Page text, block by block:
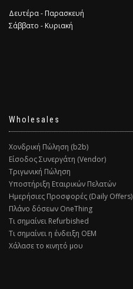
Δευτέρα - Παρασκευή
Σάββατο - Κυριακή
Wholesales
Χονδρική Πώληση (b2b)
Είσοδος Συνεργάτη (Vendor)
Τριγωνική Πώληση
Υποστήριξη Εταιρικών Πελατών
Ημερήσιες Προσφορές (Daily Offers)
Πλάνο δόσεων OneThing
Τι σημαίνει Refurbished
Τι σημαίνει η ένδειξη ΟΕΜ
Χάλασε το κινητό μου